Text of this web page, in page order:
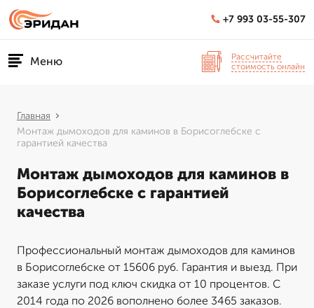
+7 993 03-55-307
Меню
Рассчитайте
стоимость онлайн
Главная
Монтаж дымоходов для каминов в Борисоглебске с
гарантией качества
Монтаж дымоходов для каминов в
Борисоглебске с гарантией
качества
Профессиональный монтаж дымоходов для каминов
в Борисоглебске от 15606 руб. Гарантия и выезд. При
заказе услуги под ключ скидка от 10 процентов. С
2014 года по 2026 вополнено более 3465 заказов.